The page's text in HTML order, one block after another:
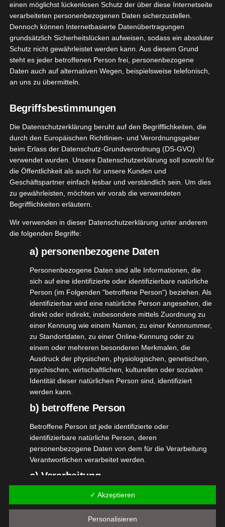
ch bin immernoch überwältigt von diesem Test
von@the__insiders und@kenzo
Vor ein paar wenigen Tagen kam mein Paket mit
dem neuen Männerduft von Kenzo bei mir an.
Dieses Mal darf mein Mann testen, denn das Kenzo
Homme Intense ist ein Männerparfum.
Es duftet so unglaublich gut, ich kann es kaum
finde ich richtig klasse. Ein Parfum für Männer
hatten wir bisher noch nicht, aber auch da sind wir
ab jetzt absolute Fans.
Der Duft ist frisch, aber auch holzig und
bodenständig mit einer ganz intensiven Präsenz.
Zu dem etwas würzig, aber nicht aufdringlich.
Wirklich ein außergewöhnliches,
naturverbundenes Dufterlebnis. Sehr besonders,
muss man probiert haben!
Ich habe etwas Ähnliches noch nicht gerochen und
das Einzigartige daran liebe ich sehr.
Vielleicht könnt ihr Euch den Duft mit diesen
Angaben etwas eher vorstellen.
Der Duft
Kopfnote:Marine Noten, Pfeffer
einen möglichst lückenlosen Schutz der über diese Internetseite
verarbeiteten personenbezogenen Daten sicherzustellen.
Dennoch können Internetbasierte Datenübertragungen
grundsätzlich Sicherheitslücken aufweisen, sodass ein absoluter
Schutz nicht gewährleistet werden kann. Aus diesem Grund
steht es jeder betroffenen Person frei, personenbezogene
Daten auch auf alternativen Wegen, beispielsweise telefonisch,
an uns zu übermitteln.
Begriffsbestimmungen
Die Datenschutzerklärung beruht auf den Begrifflichkeiten, die
durch den Europäischen Richtlinien- und Verordnungsgeber
beim Erlass der Datenschutz-Grundverordnung (DS-GVO)
verwendet wurden. Unsere Datenschutzerklärung soll sowohl für
die Öffentlichkeit als auch für unsere Kunden und
Geschäftspartner einfach lesbar und verständlich sein. Um dies
zu gewährleisten, möchten wir vorab die verwendeten
Begrifflichkeiten erläutern.
Wir verwenden in dieser Datenschutzerklärung unter anderem
die folgenden Begriffe:
a) personenbezogene Daten
Personenbezogene Daten sind alle Informationen, die
sich auf eine identifizierte oder identifizierbare natürliche
Person (im Folgenden "betroffene Person") beziehen. Als
identifizierbar wird eine natürliche Person angesehen, die
direkt oder indirekt, insbesondere mittels Zuordnung zu
einer Kennung wie einem Namen, zu einer Kennnummer,
zu Standortdaten, zu einer Online-Kennung oder zu
einem oder mehreren besonderen Merkmalen, die
Ausdruck der physischen, physiologischen, genetischen,
psychischen, wirtschaftlichen, kulturellen oder sozialen
Identität dieser natürlichen Person sind, identifiziert
werden kann.
b) betroffene Person
Betroffene Person ist jede identifizierte oder
identifizierbare natürliche Person, deren
personenbezogene Daten von dem für die Verarbeitung
Verantwortlichen verarbeitet werden.
c) Verarbeitung
Verarbeitung ist jeder mit oder ohne Hilfe automatisierter
Verfahren ausgeführte Vorgang oder jede solche
Vorgangsreihe im Zusammenhang mit
✓ Akzeptieren
Personalisieren